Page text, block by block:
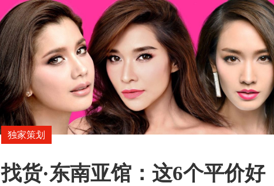
独家策划
找货·东南亚馆：这6个平价好